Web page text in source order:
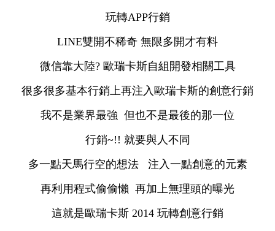
玩轉APP行銷
LINE雙開不稀奇 無限多開才有料
微信靠大陸? 歐瑞卡斯自組開發相關工具
很多很多基本行銷上再注入歐瑞卡斯的創意行銷
我不是業界最強 但也不是最後的那一位
行銷~!! 就要與人不同
多一點天馬行空的想法 注入一點創意的元素
再利用程式偷偷懶 再加上無理頭的曝光
這就是歐瑞卡斯 2014 玩轉創意行銷